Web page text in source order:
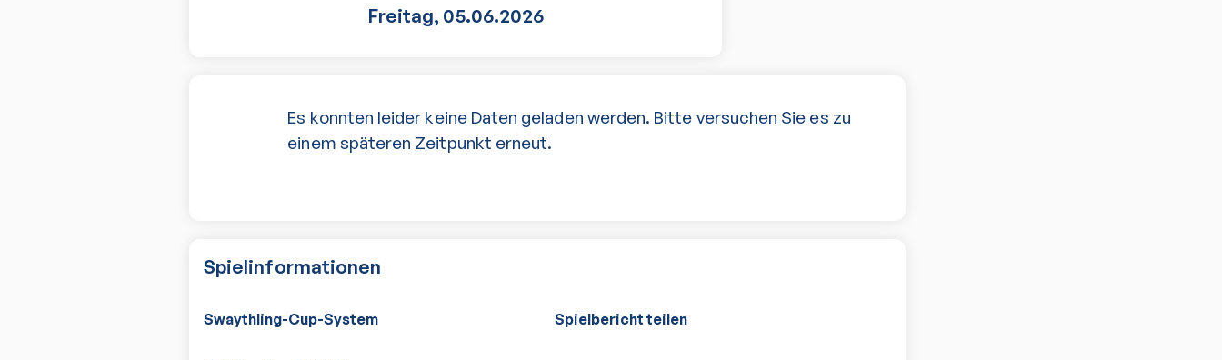
Freitag, 05.06.2026
Es konnten leider keine Daten geladen werden. Bitte versuchen Sie es zu
einem späteren Zeitpunkt erneut.
Spielinformationen
Swaythling-Cup-System Spielbericht teilen